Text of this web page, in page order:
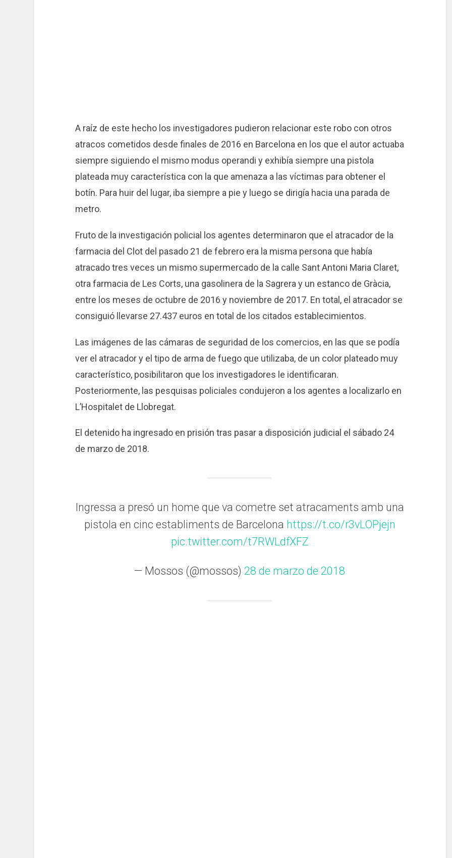
A raíz de este hecho los investigadores pudieron relacionar este robo con otros
atracos cometidos desde finales de 2016 en Barcelona en los que el autor actuaba
siempre siguiendo el mismo modus operandi y exhibía siempre una pistola
plateada muy característica con la que amenaza a las víctimas para obtener el
botín. Para huir del lugar, iba siempre a pie y luego se dirigía hacia una parada de
metro.
Fruto de la investigación policial los agentes determinaron que el atracador de la
farmacia del Clot del pasado 21 de febrero era la misma persona que había
atracado tres veces un mismo supermercado de la calle Sant Antoni Maria Claret,
otra farmacia de Les Corts, una gasolinera de la Sagrera y un estanco de Gràcia,
entre los meses de octubre de 2016 y noviembre de 2017. En total, el atracador se
consiguió llevarse 27.437 euros en total de los citados establecimientos.
Las imágenes de las cámaras de seguridad de los comercios, en las que se podía
ver el atracador y el tipo de arma de fuego que utilizaba, de un color plateado muy
característico, posibilitaron que los investigadores le identificaran.
Posteriormente, las pesquisas policiales condujeron a los agentes a localizarlo en
L’Hospitalet de Llobregat.
El detenido ha ingresado en prisión tras pasar a disposición judicial el sábado 24
de marzo de 2018.
Ingressa a presó un home que va cometre set atracaments amb una
pistola en cinc establiments de Barcelona https://t.co/r3vLOPjejn
pic.twitter.com/t7RWLdfXFZ
— Mossos (@mossos)28 de marzo de 2018